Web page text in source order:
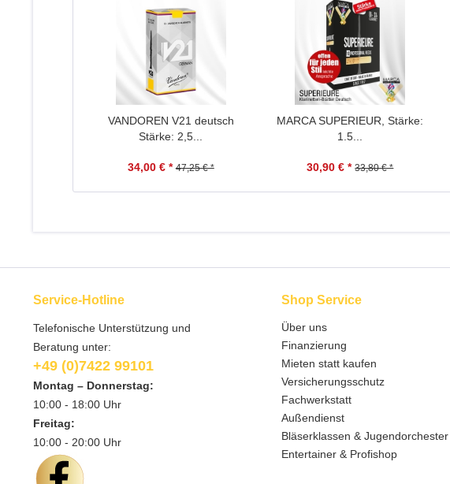
VANDOREN V21 deutsch
Stärke: 2,5...
34,00 € * 47,25 € *
MARCA SUPERIEUR, Stärke:
1.5...
30,90 € * 33,80 € *
Service-Hotline
Telefonische Unterstützung und
Beratung unter:
+49 (0)7422 99101
Montag – Donnerstag:
10:00 - 18:00 Uhr
Freitag:
10:00 - 20:00 Uhr
Shop Service
Über uns
Finanzierung
Mieten statt kaufen
Versicherungsschutz
Fachwerkstatt
Außendienst
Bläserklassen & Jugendorchester
Entertainer & Profishop